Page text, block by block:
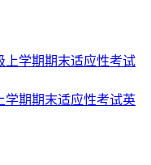
学期期末适应性考试英